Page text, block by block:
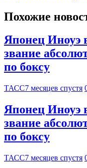
Похожие
Японец Иноуэ
звание
по боксу
ТАСС7 месяцев спустя
Японец Иноуэ
звание
по боксу
ТАСС7 месяцев спустя